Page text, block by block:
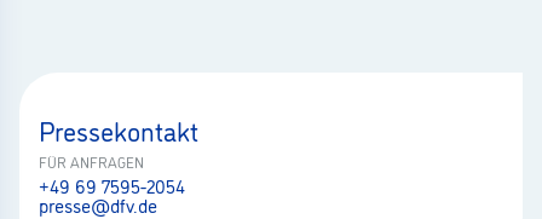
Pressekontakt
FÜR ANFRAGEN
+49 69 7595-2054
presse@dfv.de